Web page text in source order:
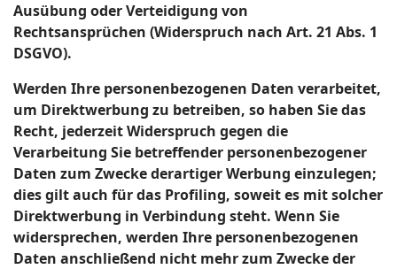
Ausübung oder Verteidigung von
Rechtsansprüchen (Widerspruch nach Art. 21 Abs. 1
DSGVO).
Werden Ihre personenbezogenen Daten verarbeitet,
um Direktwerbung zu betreiben, so haben Sie das
Recht, jederzeit Widerspruch gegen die
Verarbeitung Sie betreffender personenbezogener
Daten zum Zwecke derartiger Werbung einzulegen;
dies gilt auch für das Profiling, soweit es mit solcher
Direktwerbung in Verbindung steht. Wenn Sie
widersprechen, werden Ihre personenbezogenen
Daten anschließend nicht mehr zum Zwecke der